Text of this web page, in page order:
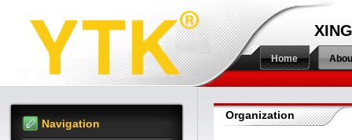
Home
Organization
Navigation